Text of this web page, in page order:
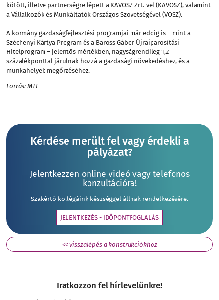
kötött, illetve partnerségre lépett a KAVOSZ Zrt.-vel (KAVOSZ), valamint
a Vállalkozók és Munkáltatók Országos Szövetségével (VOSZ).
A kormány gazdaságfejlesztési programjai már eddig is – mint a
Széchenyi Kártya Program és a Baross Gábor Újraiparosítási
Hitelprogram – jelentős mértékben, nagyságrendileg 1,2
százalékponttal járulnak hozzá a gazdasági növekedéshez, és a
munkahelyek megőrzéséhez.
Forrás: MTI
Kérdése merült fel vagy érdekli a
pályázat?
Jelentkezzen online videó vagy telefonos
konzultációra!
Szakértő kollégáink készséggel állnak rendelkezésére.
JELENTKEZÉS - IDŐPONTFOGLALÁS
<< visszalépés a konstrukciókhoz
Iratkozzon fel hírlevelünkre!